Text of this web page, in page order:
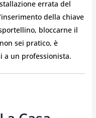
errata del
della chiave
bloccarne il
sei pratico, è
a un professionista.